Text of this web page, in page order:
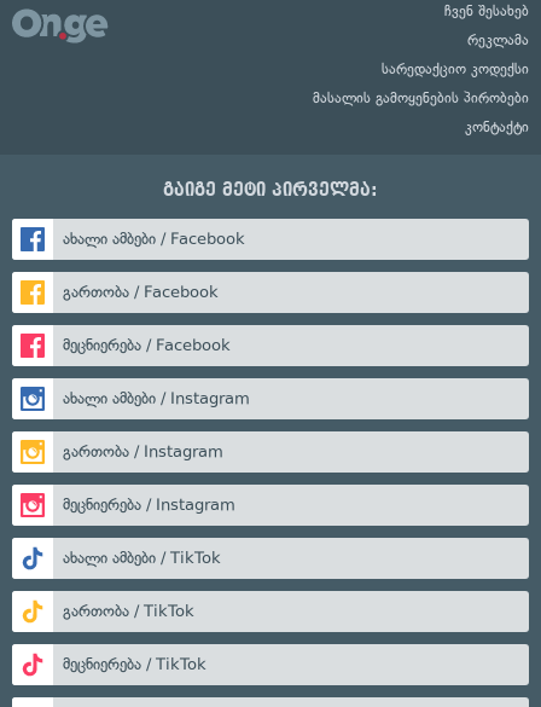
ჩვენ შესახებ
რეკლამა
სარედაქციო კოდექსი
მასალის გამოყენების პირობები
კონტაქტი
გაიგე მეტი პირველმა:
ახალი ამბები / Facebook
გართობა / Facebook
მეცნიერება / Facebook
ახალი ამბები / Instagram
გართობა / Instagram
მეცნიერება / Instagram
ახალი ამბები / TikTok
გართობა / TikTok
მეცნიერება / TikTok